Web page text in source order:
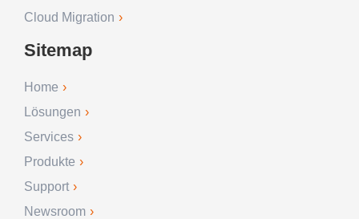
Cloud Migration
Sitemap
Home
Lösungen
Services
Produkte
Support
Newsroom